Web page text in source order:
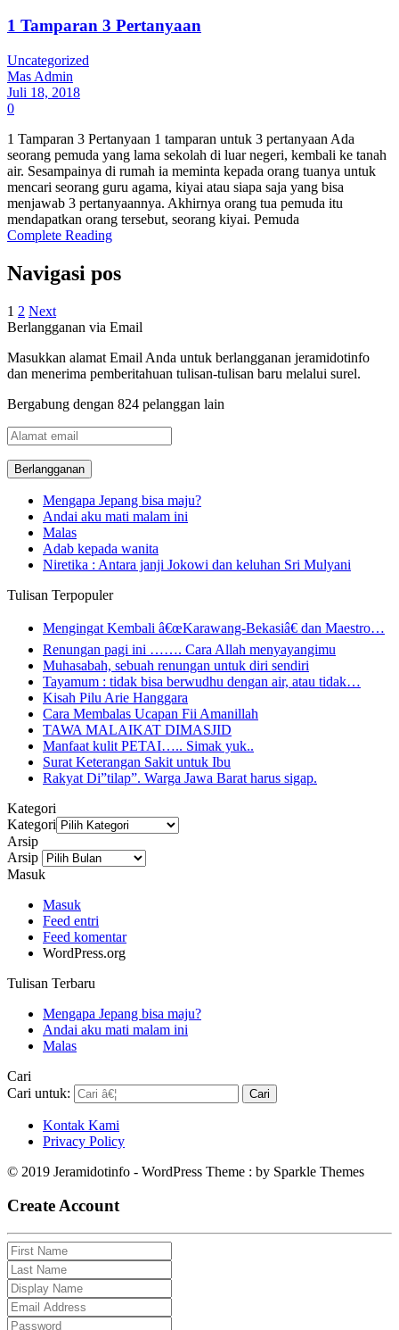
1 Tamparan 3 Pertanyaan
Uncategorized
Mas Admin
Juli 18, 2018
0
1 Tamparan 3 Pertanyaan 1 tamparan untuk 3 pertanyaan Ada
seorang pemuda yang lama sekolah di luar negeri, kembali ke tanah
air. Sesampainya di rumah ia meminta kepada orang tuanya untuk
mencari seorang guru agama, kiyai atau siapa saja yang bisa
menjawab 3 pertanyaannya. Akhirnya orang tua pemuda itu
mendapatkan orang tersebut, seorang kiyai. Pemuda
Complete Reading
Navigasi pos
1 2 Next
Berlangganan via Email
Masukkan alamat Email Anda untuk berlangganan jeramidotinfo
dan menerima pemberitahuan tulisan-tulisan baru melalui surel.
Bergabung dengan 824 pelanggan lain
Alamat
email
Mengapa Jepang bisa maju?
Andai aku mati malam ini
Malas
Adab kepada wanita
Niretika : Antara janji Jokowi dan keluhan Sri Mulyani
Tulisan Terpopuler
Mengingat Kembali â€œKarawang-Bekasiâ€ dan Maestro…
Renungan pagi ini ……. Cara Allah menyayangimu
Muhasabah, sebuah renungan untuk diri sendiri
Tayamum : tidak bisa berwudhu dengan air, atau tidak…
Kisah Pilu Arie Hanggara
Cara Membalas Ucapan Fii Amanillah
TAWA MALAIKAT DIMASJID
Manfaat kulit PETAI….. Simak yuk..
Surat Keterangan Sakit untuk Ibu
Rakyat Di”tilap”. Warga Jawa Barat harus sigap.
Kategori
Kategori
Arsip
Arsip
Masuk
Masuk
Feed entri
Feed komentar
WordPress.org
Tulisan Terbaru
Mengapa Jepang bisa maju?
Andai aku mati malam ini
Malas
Cari
Cari untuk:
Kontak Kami
Privacy Policy
© 2019 Jeramidotinfo - WordPress Theme : by Sparkle Themes
Create Account